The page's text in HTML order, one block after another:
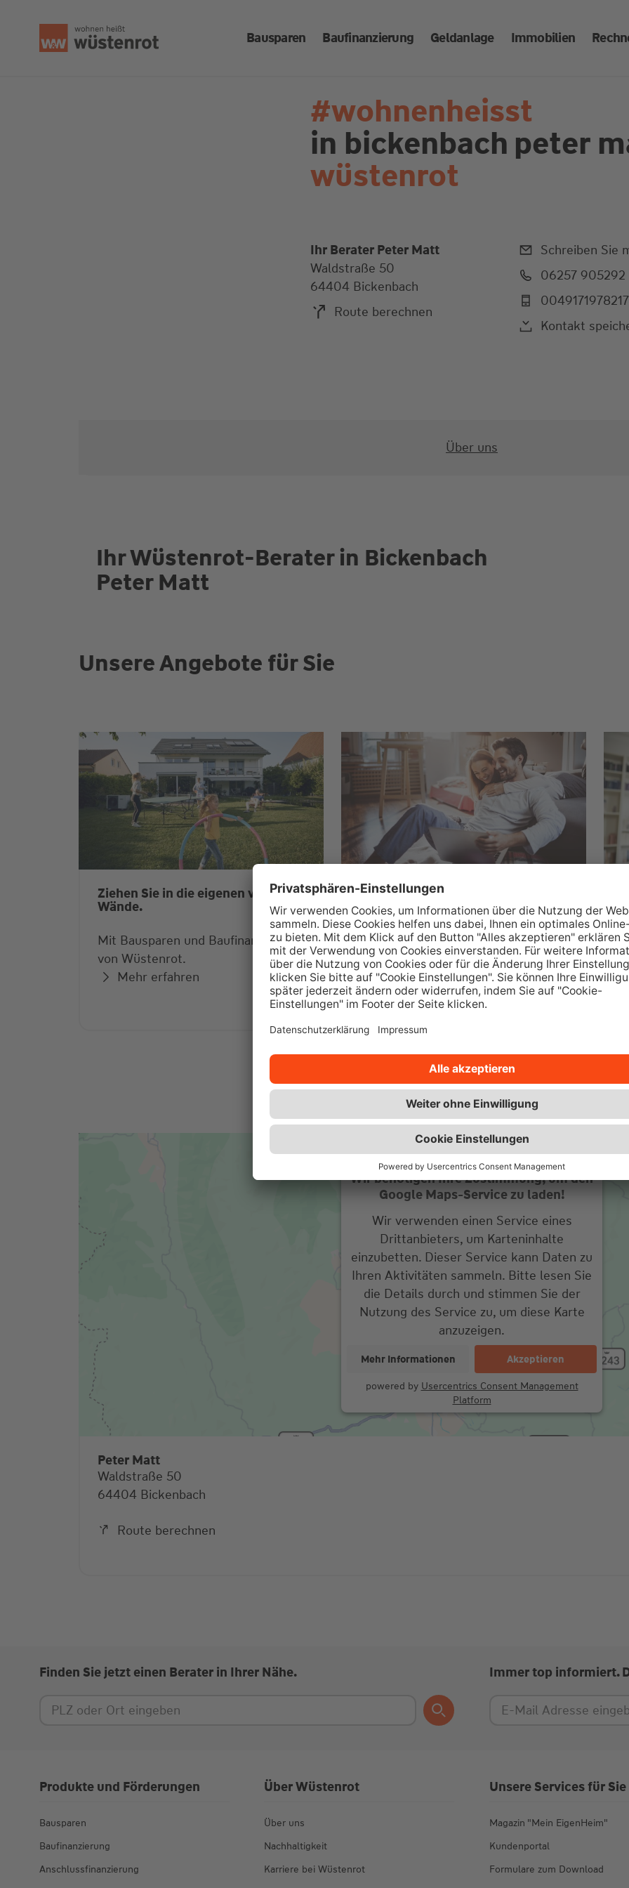
Bausparen Baufinanzierung Geldanlage Immobilien
#wohnenheisst
in bickenbach peter
wüstenrot
Ihr Berater Peter Matt
Waldstraße 50
64404 Bickenbach
Route berechnen
Schreiben Sie
06257 905292
Kontakt
Über uns
Ihr Wüstenrot-Berater in Bickenbach
Peter Matt
Unsere Angebote für Sie
Ziehen Sie in die eigenen vier
Wände.
Mit Bausparen und Baufinanzierung
von Wüstenrot.
Mehr erfahren
Wüstenrot Wohnwelt
Über 350.000 Immobilienangebote
sowie interessante Ratgeber und
Beiträge.
Zur Wüstenrot Wohnwelt
Wir benötigen Ihre Zustimmung, um den
Google Maps-Service zu laden!
Wir verwenden einen Service eines
Drittanbieters, um Karteninhalte
einzubetten. Dieser Service kann Daten zu
Ihren Aktivitäten sammeln. Bitte lesen Sie
die Details durch und stimmen Sie der
Nutzung des Service zu, um diese Karte
anzuzeigen.
Mehr Informationen Akzeptieren
powered by Usercentrics Consent Management
Platform
Peter Matt
Waldstraße 50
64404 Bickenbach
Route berechnen
Finden Sie jetzt einen Berater in Ihrer Nähe. Immer top informiert.
Produkte und Förderungen
Bausparen
Baufinanzierung
Anschlussfinanzierung
Über Wüstenrot
Über uns
Nachhaltigkeit
Karriere bei Wüstenrot
Unsere Services für Sie
Magazin "Mein EigenHeim"
Kundenportal
Formulare zum Download